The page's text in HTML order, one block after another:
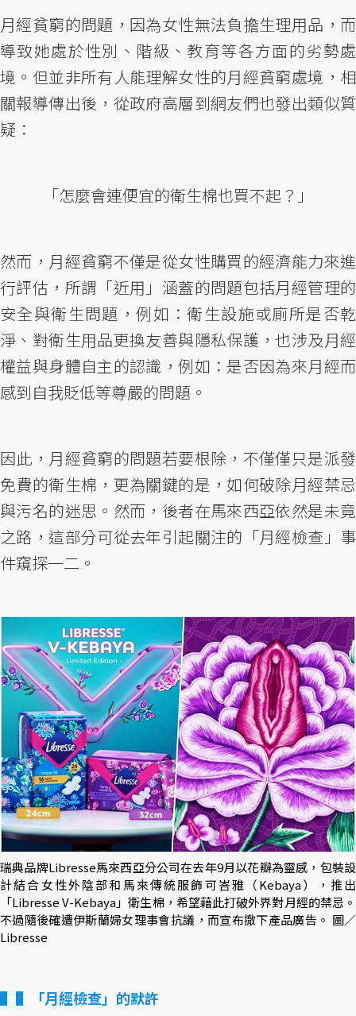
月經貧窮的問題，因為女性無法負擔生理用品，而
導致她處於性別、階級、教育等各方面的劣勢處
境。但並非所有人能理解女性的月經貧窮處境，相
關報導傳出後，從政府高層到網友們也發出類似質
疑：
「怎麼會連便宜的衛生棉也買不起？」
然而，月經貧窮不僅是從女性購買的經濟能力來進
行評估，所謂「近用」涵蓋的問題包括月經管理的
安全與衛生問題，例如：衛生設施或廁所是否乾
淨、對衛生用品更換友善與隱私保護，也涉及月經
權益與身體自主的認識，例如：是否因為來月經而
感到自我貶低等尊嚴的問題。
因此，月經貧窮的問題若要根除，不僅僅只是派發
免費的衛生棉，更為關鍵的是，如何破除月經禁忌
與污名的迷思。然而，後者在馬來西亞依然是未竟
之路，這部分可從去年引起關注的「月經檢查」事
件窺探一二。
瑞典品牌Libresse馬來西亞分公司在去年9月以花瓣為靈感，包裝設
計結合女性外陰部和馬來傳統服飾可峇雅（Kebaya），推出
「Libresse V-Kebaya」衛生棉，希望藉此打破外界對月經的禁忌。
不過隨後確遭伊斯蘭婦女理事會抗議，而宣布撤下產品廣告。 圖／
Libresse
▌「月經檢查」的默許